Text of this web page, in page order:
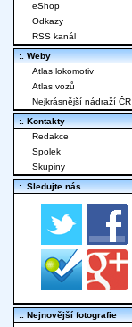
eShop
Odkazy
RSS kanál
:. Weby
Atlas lokomotiv
Atlas vozů
Nejkrásnější nádraží ČR
:. Kontakty
Redakce
Spolek
Skupiny
:. Sledujte nás
:. Nejnovější fotografie